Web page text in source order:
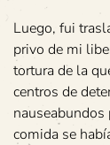
Luego, fui
privo de mi
tortura de la
centros de
nauseabundos
comida se